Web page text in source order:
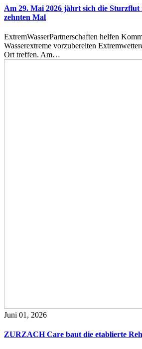
Am 29. Mai 2026 jährt sich die
zehnten Mal
ExtremWasserPartnerschaften helfen
Wasserextreme vorzubereiten
Ort treffen. Am…
Juni 01, 2026
ZURZACH Care baut die etablierte